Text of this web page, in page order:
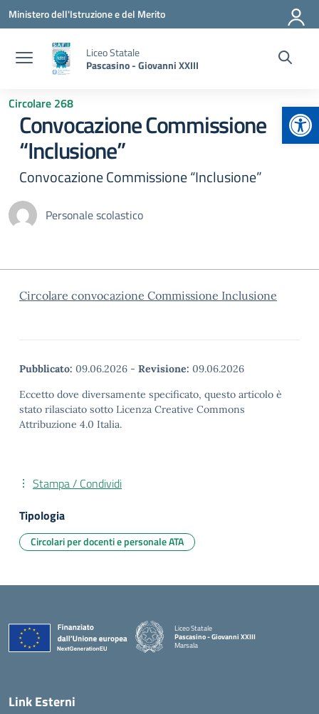
Vai ai contenuti
Vai al menu di navigazione
Vai al footer
Ministero dell'Istruzione e del Merito
Liceo Statale
Pascasino - Giovanni XXIII
Circolare 268
Convocazione Commissione
“Inclusione”
Convocazione Commissione “Inclusione”
Personale scolastico
Circolare convocazione Commissione Inclusione
Pubblicato: 09.06.2026 - Revisione: 09.06.2026
Eccetto dove diversamente specificato, questo articolo è
stato rilasciato sotto Licenza Creative Commons
Attribuzione 4.0 Italia.
Stampa / Condividi
Tipologia
Circolari per docenti e personale ATA
Liceo Statale
Pascasino - Giovanni XXIII
Marsala
Link Esterni